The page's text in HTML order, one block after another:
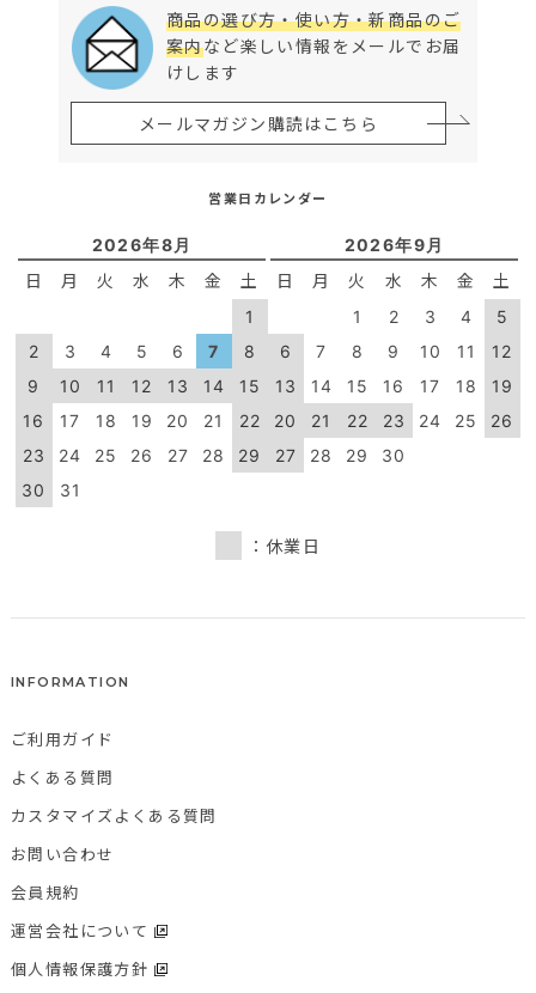
商品の選び方・使い方・新商品のご
案内など楽しい情報をメールでお届
けします
メールマガジン購読はこちら
営業日カレンダー
2026年8月
日 月 火 水 木 金 土
1
2
3 4 5 6 7
8
9
10 11 12 13 14
15
16
17 18 19 20 21
22
23
24 25 26 27 28
29
30
31
2026年9月
日 月 火 水 木 金 土
1 2 3 4
5
6
7 8 9 10 11
12
13
14 15 16 17 18
19
20
21 22 23 24 25
26
27
28 29 30
：休業日
INFORMATION
ご利用ガイド
よくある質問
カスタマイズよくある質問
お問い合わせ
会員規約
運営会社について
個人情報保護方針